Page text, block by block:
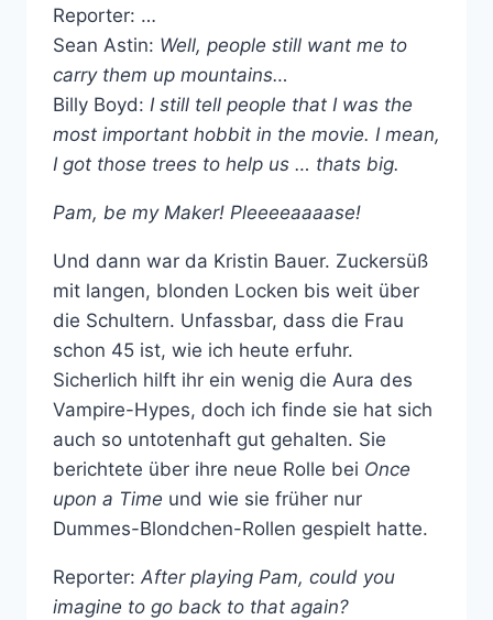
Reporter: …
Sean Astin: Well, people still want me to
carry them up mountains…
Billy Boyd: I still tell people that I was the
most important hobbit in the movie. I mean,
I got those trees to help us … thats big.
Pam, be my Maker! Pleeeeaaaase!
Und dann war da Kristin Bauer. Zuckersüß
mit langen, blonden Locken bis weit über
die Schultern. Unfassbar, dass die Frau
schon 45 ist, wie ich heute erfuhr.
Sicherlich hilft ihr ein wenig die Aura des
Vampire-Hypes, doch ich finde sie hat sich
auch so untotenhaft gut gehalten. Sie
berichtete über ihre neue Rolle bei Once
upon a Time und wie sie früher nur
Dummes-Blondchen-Rollen gespielt hatte.
Reporter: After playing Pam, could you
imagine to go back to that again?